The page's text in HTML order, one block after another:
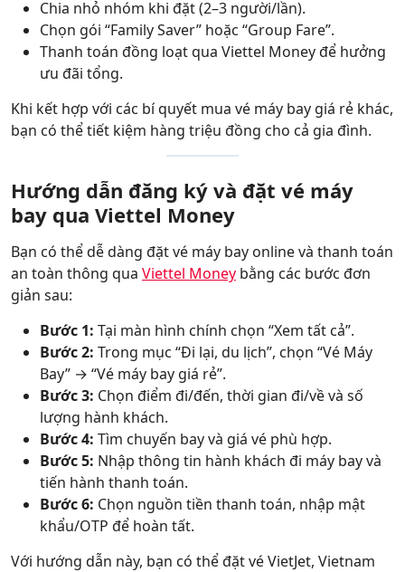
Chia nhỏ nhóm khi đặt (2–3 người/lần).
Chọn gói “Family Saver” hoặc “Group Fare”.
Thanh toán đồng loạt qua Viettel Money để hưởng
ưu đãi tổng.
Khi kết hợp với các bí quyết mua vé máy bay giá rẻ khác,
bạn có thể tiết kiệm hàng triệu đồng cho cả gia đình.
Hướng dẫn đăng ký và đặt vé máy
bay qua Viettel Money
Bạn có thể dễ dàng đặt vé máy bay online và thanh toán
an toàn thông qua Viettel Money bằng các bước đơn
giản sau:
Bước 1: Tại màn hình chính chọn “Xem tất cả”.
Bước 2: Trong mục “Đi lại, du lịch”, chọn “Vé Máy
Bay” → “Vé máy bay giá rẻ”.
Bước 3: Chọn điểm đi/đến, thời gian đi/về và số
lượng hành khách.
Bước 4: Tìm chuyến bay và giá vé phù hợp.
Bước 5: Nhập thông tin hành khách đi máy bay và
tiến hành thanh toán.
Bước 6: Chọn nguồn tiền thanh toán, nhập mật
khẩu/OTP để hoàn tất.
Với hướng dẫn này, bạn có thể đặt vé VietJet, Vietnam